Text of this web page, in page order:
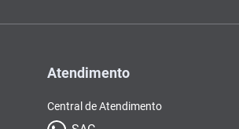
Atendimento
Central de Atendimento